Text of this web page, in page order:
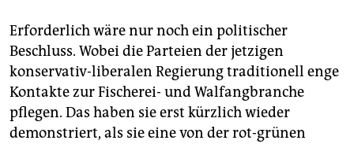
Erforderlich wäre nur noch ein politischer
Beschluss. Wobei die Parteien der jetzigen
konservativ-liberalen Regierung traditionell enge
Kontakte zur Fischerei- und Walfangbranche
pflegen. Das haben sie erst kürzlich wieder
demonstriert, als sie eine von der rot-grünen